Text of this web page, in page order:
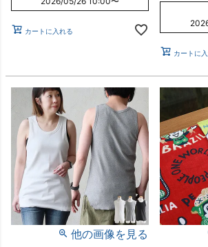
カートに入れる
カートに
他の画像を見る